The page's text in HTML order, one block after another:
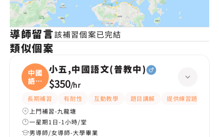
導師留言該補習個案已完結
類似個案
中國
語文
(
小五,中國語文(普教中)
$350/hr
長期補習 有耐性 互動教學 題目講解
提供練習題/試題
上門補習-九龍塘
一星期1日-1小時/堂
男導師/女導師-大學畢業